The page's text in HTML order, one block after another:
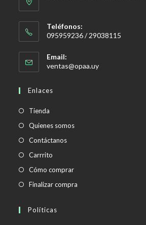
Teléfonos:
095959236 / 29038115
Email:
ventas@opaa.uySe
Enlaces
Tienda
Quienes somos
Contáctanos
Carrrito
Cómo comprar
Finalizar compra
Políticas